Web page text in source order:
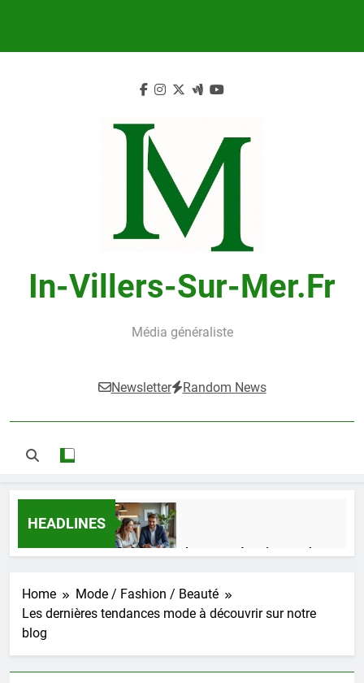
In-Villers-Sur-Mer.fr
Média généraliste
Newsletter Random News
HEADLINES
Guide complet pour réussir un achat
1 Semaine Ago
Home
Mode / Fashion / Beauté
Les dernières tendances mode à découvrir sur notre
blog